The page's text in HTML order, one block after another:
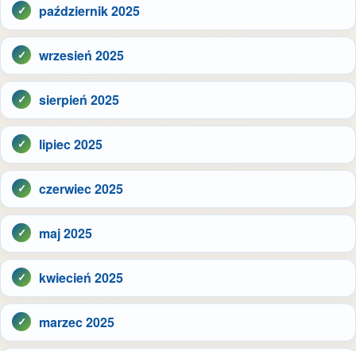
październik 2025
wrzesień 2025
sierpień 2025
lipiec 2025
czerwiec 2025
maj 2025
kwiecień 2025
marzec 2025